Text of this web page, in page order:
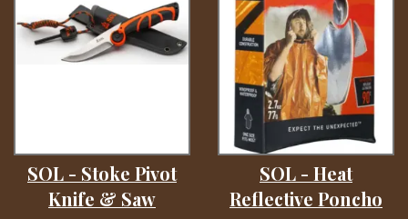
SOL - Stoke Pivot
Knife & Saw
SOL - Heat
Reflective Poncho